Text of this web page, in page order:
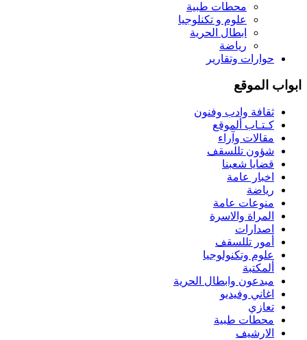
محطات طبية
علوم و تکنلوجیا
ابطال الحرية
رياضة
حوارات وتقارير
ابواب الموقع
ثقافة وادب وفنون
كـتـاب ألموقع
مقالات وآراء
شؤون تللسقف
قضايا شعبنا
اخبار عامة
رياضة
منوعات عامة
المراة والاسرة
اصدارات
أمور تللسقف
علوم وتكنولوجيا
ألمكتبة
مبدعون وابطال الحرية
اغاني وفيديو
تعازي
محطات طبية
الارشيف